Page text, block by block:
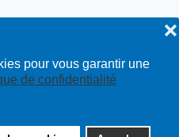
pour vous garantir une
de confidentialité
❌
tous droits réservés | site :